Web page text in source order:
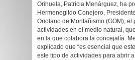
Orihuela, Patricia Menárguez, ha
Hermenegildo Conejero,
Oriolano de Montañismo (GOM), el
actividades en el medio natural,
en la que colabora la concejalía.
explicado que “es esencial que
este tipo de actividades para abrir